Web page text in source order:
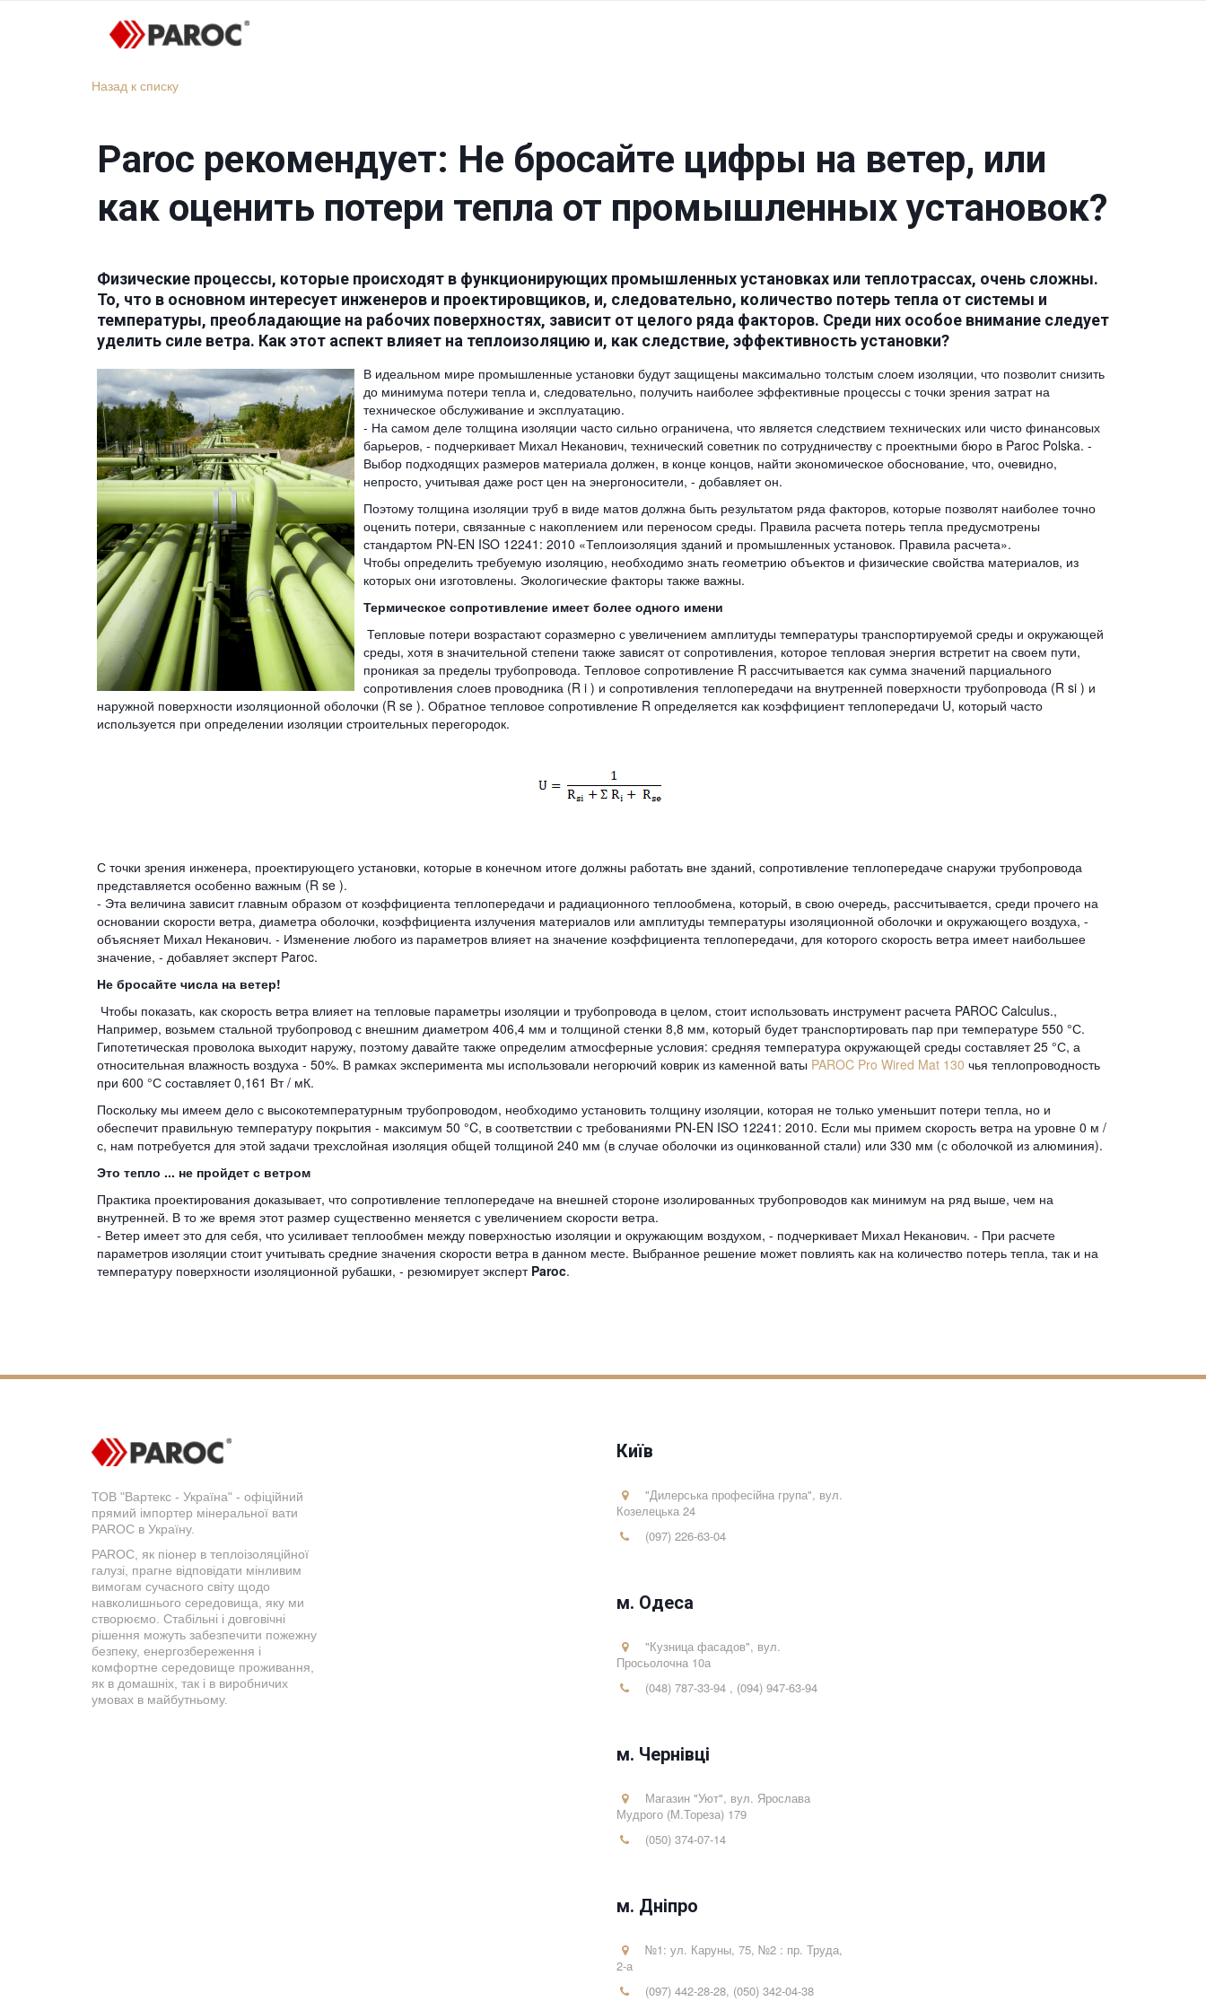
Назад к списку
Paroc рекомендует: Не бросайте цифры на ветер, или
как оценить потери тепла от промышленных установок?
Физические процессы, которые происходят в функционирующих промышленных установках или теплотрассах, очень сложны.
То, что в основном интересует инженеров и проектировщиков, и, следовательно, количество потерь тепла от системы и
температуры, преобладающие на рабочих поверхностях, зависит от целого ряда факторов. Среди них особое внимание следует
уделить силе ветра. Как этот аспект влияет на теплоизоляцию и, как следствие, эффективность установки?
В идеальном мире промышленные установки будут защищены максимально толстым слоем изоляции, что позволит снизить
до минимума потери тепла и, следовательно, получить наиболее эффективные процессы с точки зрения затрат на
техническое обслуживание и эксплуатацию.
- На самом деле толщина изоляции часто сильно ограничена, что является следствием технических или чисто финансовых
барьеров, - подчеркивает Михал Неканович, технический советник по сотрудничеству с проектными бюро в Paroc Polska. -
Выбор подходящих размеров материала должен, в конце концов, найти экономическое обоснование, что, очевидно,
непросто, учитывая даже рост цен на энергоносители, - добавляет он.
Поэтому толщина изоляции труб в виде матов должна быть результатом ряда факторов, которые позволят наиболее точно
оценить потери, связанные с накоплением или переносом среды. Правила расчета потерь тепла предусмотрены
стандартом PN-EN ISO 12241: 2010 «Теплоизоляция зданий и промышленных установок. Правила расчета».
Чтобы определить требуемую изоляцию, необходимо знать геометрию объектов и физические свойства материалов, из
которых они изготовлены. Экологические факторы также важны.
Термическое сопротивление имеет более одного имени
Тепловые потери возрастают соразмерно с увеличением амплитуды температуры транспортируемой среды и окружающей
среды, хотя в значительной степени также зависят от сопротивления, которое тепловая энергия встретит на своем пути,
проникая за пределы трубопровода. Тепловое сопротивление R рассчитывается как сумма значений парциального
сопротивления слоев проводника (R i ) и сопротивления теплопередачи на внутренней поверхности трубопровода (R si ) и
наружной поверхности изоляционной оболочки (R se ). Обратное тепловое сопротивление R определяется как коэффициент теплопередачи U, который часто
используется при определении изоляции строительных перегородок.
С точки зрения инженера, проектирующего установки, которые в конечном итоге должны работать вне зданий, сопротивление теплопередаче снаружи трубопровода
представляется особенно важным (R se ).
- Эта величина зависит главным образом от коэффициента теплопередачи и радиационного теплообмена, который, в свою очередь, рассчитывается, среди прочего на
основании скорости ветра, диаметра оболочки, коэффициента излучения материалов или амплитуды температуры изоляционной оболочки и окружающего воздуха, -
объясняет Михал Неканович. - Изменение любого из параметров влияет на значение коэффициента теплопередачи, для которого скорость ветра имеет наибольшее
значение, - добавляет эксперт Paroc.
Не бросайте числа на ветер!
Чтобы показать, как скорость ветра влияет на тепловые параметры изоляции и трубопровода в целом, стоит использовать инструмент расчета PAROC Calculus.,
Например, возьмем стальной трубопровод с внешним диаметром 406,4 мм и толщиной стенки 8,8 мм, который будет транспортировать пар при температуре 550 °С.
Гипотетическая проволока выходит наружу, поэтому давайте также определим атмосферные условия: средняя температура окружающей среды составляет 25 °С, а
относительная влажность воздуха - 50%. В рамках эксперимента мы использовали негорючий коврик из каменной ваты PAROC Pro Wired Mat 130 чья теплопроводность
при 600 °С составляет 0,161 Вт / мК.
Поскольку мы имеем дело с высокотемпературным трубопроводом, необходимо установить толщину изоляции, которая не только уменьшит потери тепла, но и
обеспечит правильную температуру покрытия - максимум 50 °C, в соответствии с требованиями PN-EN ISO 12241: 2010. Если мы примем скорость ветра на уровне 0 м /
с, нам потребуется для этой задачи трехслойная изоляция общей толщиной 240 мм (в случае оболочки из оцинкованной стали) или 330 мм (с оболочкой из алюминия).
Это тепло ... не пройдет с ветром
Практика проектирования доказывает, что сопротивление теплопередаче на внешней стороне изолированных трубопроводов как минимум на ряд выше, чем на
внутренней. В то же время этот размер существенно меняется с увеличением скорости ветра.
- Ветер имеет это для себя, что усиливает теплообмен между поверхностью изоляции и окружающим воздухом, - подчеркивает Михал Неканович. - При расчете
параметров изоляции стоит учитывать средние значения скорости ветра в данном месте. Выбранное решение может повлиять как на количество потерь тепла, так и на
температуру поверхности изоляционной рубашки, - резюмирует эксперт Paroc.
ТОВ "Вартекс - Україна" - офіційний
прямий імпортер мінеральної вати
PAROC в Україну.
PAROC, як піонер в теплоізоляційної
галузі, прагне відповідати мінливим
вимогам сучасного світу щодо
навколишнього середовища, яку ми
створюємо. Стабільні і довговічні
рішення можуть забезпечити пожежну
безпеку, енергозбереження і
комфортне середовище проживання,
як в домашніх, так і в виробничих
умовах в майбутньому.
Київ
"Дилерська професійна група", вул.
Козелецька 24
(097) 226-63-04
м. Одеса
"Кузница фасадов", вул.
Просьолочна 10а
(048) 787-33-94 , (094) 947-63-94
м. Чернівці
Магазин "Уют", вул. Ярослава
Мудрого (М.Тореза) 179
(050) 374-07-14
м. Дніпро
№1: ул. Каруны, 75, №2 : пр. Труда,
2-а
(097) 442-28-28, (050) 342-04-38